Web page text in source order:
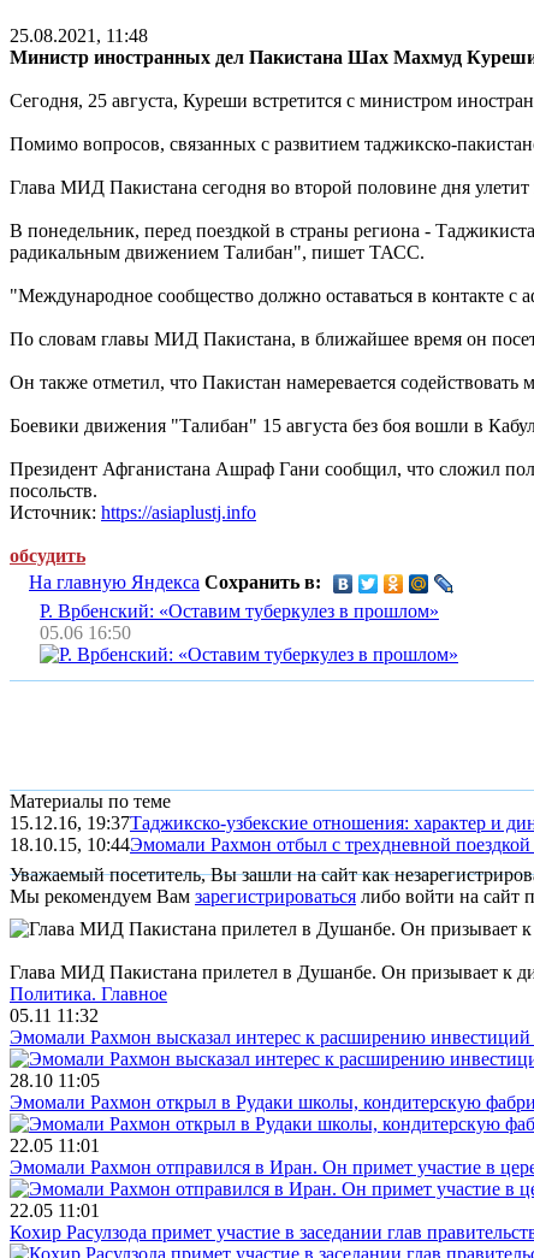
25.08.2021, 11:48
Министр иностранных дел Пакистана Шах Махмуд
Сегодня, 25 августа, Куреши встретится с министром
Помимо вопросов, связанных с развитием таджикско-
Глава МИД Пакистана сегодня во второй половине дня
В понедельник, перед поездкой в страны региона -
радикальным движением Талибан", пишет ТАСС.
"Международное сообщество должно оставаться в контакте с
По словам главы МИД Пакистана, в ближайшее время он
Он также отметил, что Пакистан намеревается содействовать
Боевики движения "Талибан" 15 августа без боя вошли в
Президент Афганистана Ашраф Гани сообщил, что сложил
посольств.
Источник: https://asiaplustj.info
обсудить
На главную Яндекса Сохранить в:
Р. Врбенский: «Оставим туберкулез в прошлом»
05.06 16:50
Материалы по теме
15.12.16, 19:37Таджикско-узбекские отношения: характер и
18.10.15, 10:44Эмомали Рахмон отбыл с трехдневной
Уважаемый посетитель, Вы зашли на сайт как
Мы рекомендуем Вам зарегистрироваться либо войти на сайт
Глава МИД Пакистана прилетел в Душанбе. Он призывает к
Политика. Главное
05.11 11:32
Эмомали Рахмон высказал интерес к расширению
28.10 11:05
Эмомали Рахмон открыл в Рудаки школы, кондитерскую
22.05 11:01
Эмомали Рахмон отправился в Иран. Он примет участие в
22.05 11:01
Кохир Расулзода примет участие в заседании глав